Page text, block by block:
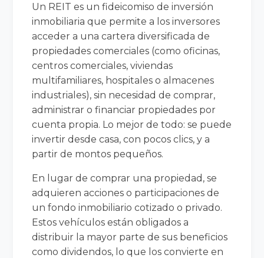
Un REIT es un fideicomiso de inversión
inmobiliaria que permite a los inversores
acceder a una cartera diversificada de
propiedades comerciales (como oficinas,
centros comerciales, viviendas
multifamiliares, hospitales o almacenes
industriales), sin necesidad de comprar,
administrar o financiar propiedades por
cuenta propia. Lo mejor de todo: se puede
invertir desde casa, con pocos clics, y a
partir de montos pequeños.
En lugar de comprar una propiedad, se
adquieren acciones o participaciones de
un fondo inmobiliario cotizado o privado.
Estos vehículos están obligados a
distribuir la mayor parte de sus beneficios
como dividendos, lo que los convierte en